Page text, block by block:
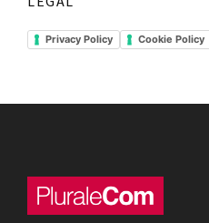
Privacy Policy Cookie Policy